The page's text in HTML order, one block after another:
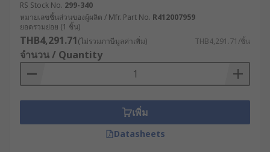
RS Stock No. 299-340
หมายเลขชิ้นส่วนของผู้ผลิต / Mfr. Part No. R412007959
ยอดรวมย่อย (1 ชิ้น)
THB4,291.71(ไม่รวมภาษีมูลค่าเพิ่ม) THB4,291.71/ชิ้น
จำนวน / Quantity
เพิ่ม
Datasheets